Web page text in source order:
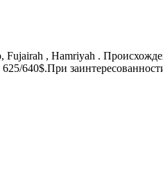
Fujairah , Hamriyah .
640$.При